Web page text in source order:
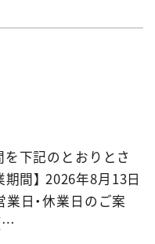
下記のとおりとさ
間】 2026年8月13日
業日・休業日のご案
…